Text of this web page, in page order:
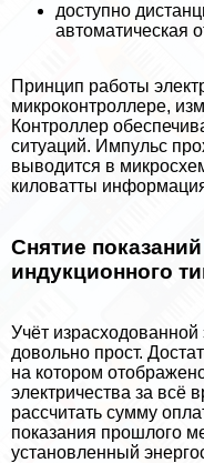
доступно
автоматическая
Принцип работы
микроконтроллере,
Контроллер
ситуаций. Импульс
выводится в
киловатты
Снятие
индукционного
Учёт израсходованной
довольно прост.
на котором
электричества за всё
рассчитать сумму
показания прошлого
установленный